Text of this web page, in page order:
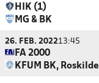
HIK (1)
MG & BK
26. FEB. 202213:45
FA 2000
KFUM BK, Roskilde